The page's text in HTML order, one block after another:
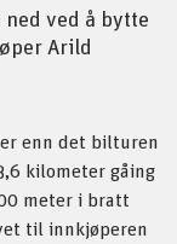
ved å bytte
Arild
enn det bilturen
kilometer gåing
meter i bratt
til innkjøperen